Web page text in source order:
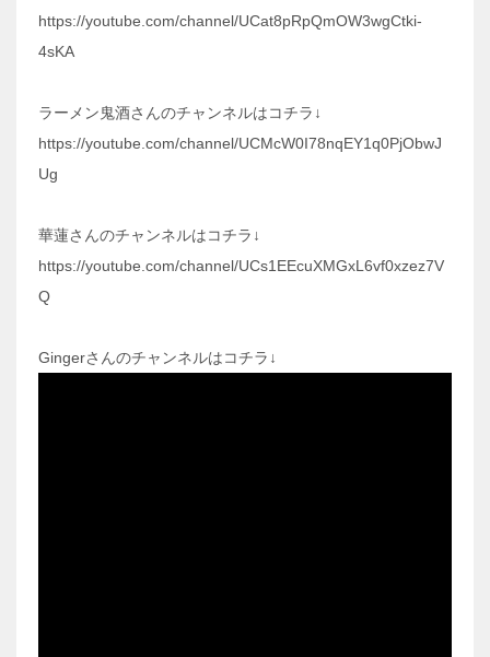
https://youtube.com/channel/UCat8pRpQmOW3wgCtki-
4sKA
ラーメン鬼酒さんのチャンネルはコチラ↓
https://youtube.com/channel/UCMcW0I78nqEY1q0PjObwJ
Ug
華蓮さんのチャンネルはコチラ↓
https://youtube.com/channel/UCs1EEcuXMGxL6vf0xzez7V
Q
Gingerさんのチャンネルはコチラ↓